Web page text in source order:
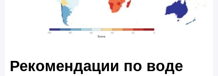
Рекомендации по воде